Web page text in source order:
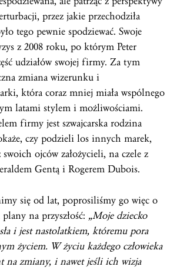
przez jakie przechodziła
tego pewnie spodziewać. Swoje
z 2008 roku, po którym Peter
udziałów swojej firmy. Za tym
zmiana wizerunku i
która coraz mniej miała wspólnego
latami stylem i możliwościami.
firmy jest szwajcarska rodzina
czy podzieli los innych marek,
ojców założycieli, na czele z
Gentą i Rogerem Dubois.
się od lat, poprosiliśmy go więc o
na przyszłość: „Moje dziecko
i jest nastolatkiem, któremu pora
życiem. W życiu każdego człowieka
na zmiany, i nawet jeśli ich wizja